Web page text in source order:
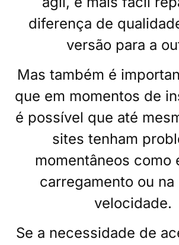
diferença de
versão para a
Mas também é
que em momentos de
é possível que até
sites tenham
momentâneos como
carregamento ou na
velocidade.
Se a necessidade de